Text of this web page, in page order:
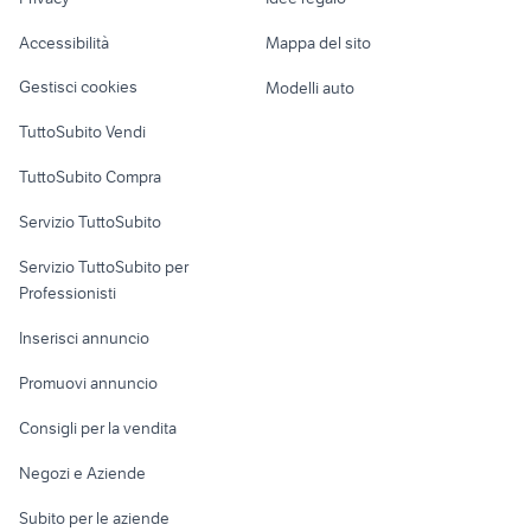
case in vendita favara
troncatrice legno
gozzo usato napoli
seconda mano Lanciano
Loft, mansarde e
Informatica
Console e
Fotografia
Telefonia
Accessibilità
Gestisci cookies
TuttoSubito Vendi
TuttoSubito Compra
Servizio TuttoSubito
Servizio TuttoSubito per
Professionisti
Inserisci annuncio
Promuovi annuncio
Consigli per la vendita
Negozi e Aziende
Subito per le aziende
Mappa del sito
Modelli auto